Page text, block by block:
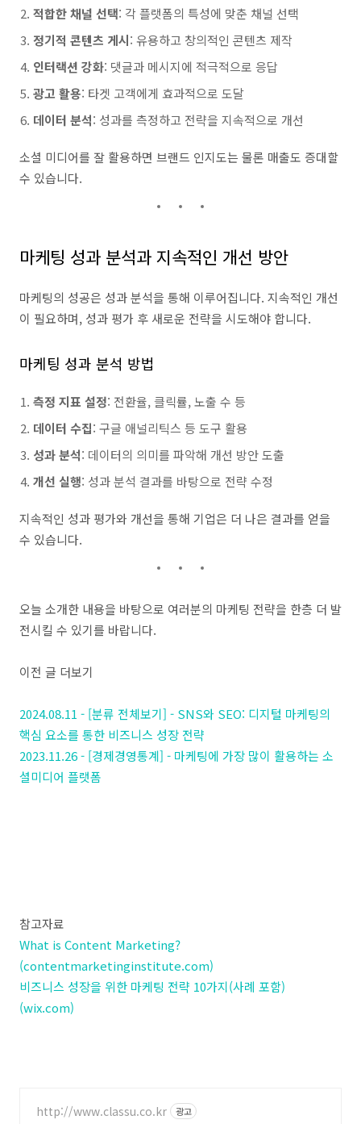
적합한 채널 선택: 각 플랫폼의 특성에 맞춘 채널 선택
정기적 콘텐츠 게시: 유용하고 창의적인 콘텐츠 제작
인터랙션 강화: 댓글과 메시지에 적극적으로 응답
광고 활용: 타겟 고객에게 효과적으로 도달
데이터 분석: 성과를 측정하고 전략을 지속적으로 개선
소셜 미디어를 잘 활용하면 브랜드 인지도는 물론 매출도 증대할
수 있습니다.
마케팅 성과 분석과 지속적인 개선 방안
마케팅의 성공은 성과 분석을 통해 이루어집니다. 지속적인 개선
이 필요하며, 성과 평가 후 새로운 전략을 시도해야 합니다.
마케팅 성과 분석 방법
측정 지표 설정: 전환율, 클릭률, 노출 수 등
데이터 수집: 구글 애널리틱스 등 도구 활용
성과 분석: 데이터의 의미를 파악해 개선 방안 도출
개선 실행: 성과 분석 결과를 바탕으로 전략 수정
지속적인 성과 평가와 개선을 통해 기업은 더 나은 결과를 얻을
수 있습니다.
오늘 소개한 내용을 바탕으로 여러분의 마케팅 전략을 한층 더 발
전시킬 수 있기를 바랍니다.
이전 글 더보기
2024.08.11 - [분류 전체보기] - SNS와 SEO: 디지털 마케팅의
핵심 요소를 통한 비즈니스 성장 전략
2023.11.26 - [경제경영통계] - 마케팅에 가장 많이 활용하는 소
셜미디어 플랫폼
참고자료
What is Content Marketing?
(contentmarketinginstitute.com)
비즈니스 성장을 위한 마케팅 전략 10가지(사례 포함)
(wix.com)
http://www.classu.co.kr 광고